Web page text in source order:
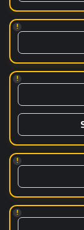
!
!
!
!